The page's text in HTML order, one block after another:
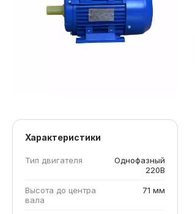
Характеристики
Тип двигателя
Однофазный
220В
Высота до центра
вала
71 мм